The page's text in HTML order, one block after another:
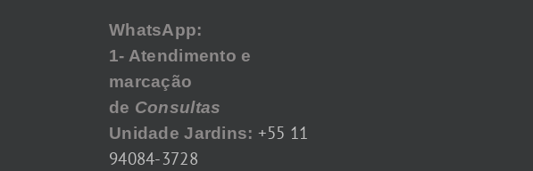
WhatsApp:
1- Atendimento e
marcação
de Consultas
Unidade Jardins: +55 11
94084-3728